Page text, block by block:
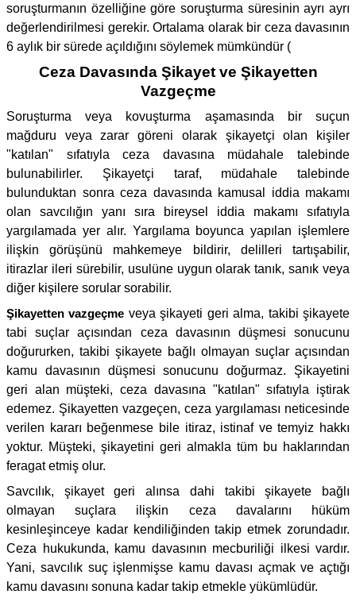
soruşturmanın özelliğine göre soruşturma süresinin ayrı ayrı
değerlendirilmesi gerekir. Ortalama olarak bir ceza davasının
6 aylık bir sürede açıldığını söylemek mümkündür (
Ceza Davasında Şikayet ve Şikayetten
Vazgeçme
Soruşturma veya kovuşturma aşamasında bir suçun
mağduru veya zarar göreni olarak şikayetçi olan kişiler
"katılan" sıfatıyla ceza davasına müdahale talebinde
bulunabilirler. Şikayetçi taraf, müdahale talebinde
bulunduktan sonra ceza davasında kamusal iddia makamı
olan savcılığın yanı sıra bireysel iddia makamı sıfatıyla
yargılamada yer alır. Yargılama boyunca yapılan işlemlere
ilişkin görüşünü mahkemeye bildirir, delilleri tartışabilir,
itirazlar ileri sürebilir, usulüne uygun olarak tanık, sanık veya
diğer kişilere sorular sorabilir.
Şikayetten vazgeçme veya şikayeti geri alma, takibi şikayete
tabi suçlar açısından ceza davasının düşmesi sonucunu
doğururken, takibi şikayete bağlı olmayan suçlar açısından
kamu davasının düşmesi sonucunu doğurmaz. Şikayetini
geri alan müşteki, ceza davasına "katılan" sıfatıyla iştirak
edemez. Şikayetten vazgeçen, ceza yargılaması neticesinde
verilen kararı beğenmese bile itiraz, istinaf ve temyiz hakkı
yoktur. Müşteki, şikayetini geri almakla tüm bu haklarından
feragat etmiş olur.
Savcılık, şikayet geri alınsa dahi takibi şikayete bağlı
olmayan suçlara ilişkin ceza davalarını hüküm
kesinleşinceye kadar kendiliğinden takip etmek zorundadır.
Ceza hukukunda, kamu davasının mecburiliği ilkesi vardır.
Yani, savcılık suç işlenmişse kamu davası açmak ve açtığı
kamu davasını sonuna kadar takip etmekle yükümlüdür.